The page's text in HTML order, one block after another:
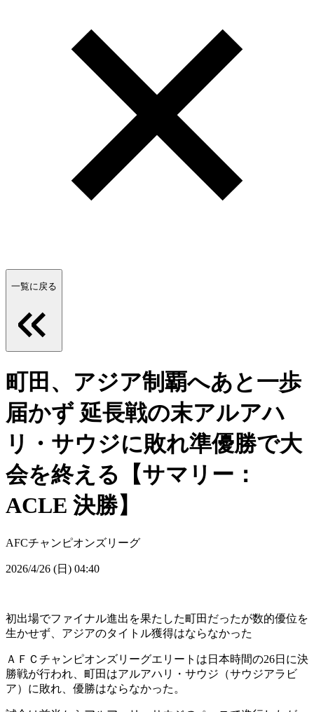
一覧に戻る
町田、アジア制覇へあと一歩
届かず 延長戦の末アルアハ
リ・サウジに敗れ準優勝で大
会を終える【サマリー：
ACLE 決勝】
AFCチャンピオンズリーグ
2026/4/26 (日) 04:40
初出場でファイナル進出を果たした町田だったが数的優位を
生かせず、アジアのタイトル獲得はならなかった
ＡＦＣチャンピオンズリーグエリートは日本時間の26日に決
勝戦が行われ、町田はアルアハリ・サウジ（サウジアラビ
ア）に敗れ、優勝はならなかった。